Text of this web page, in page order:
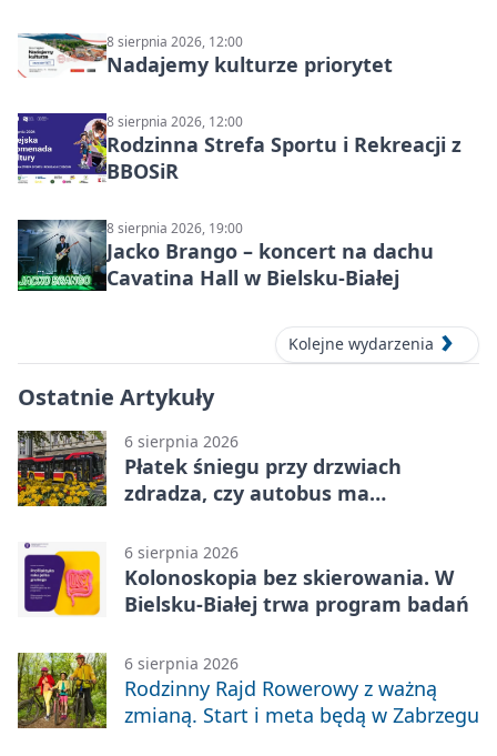
8 sierpnia 2026, 12:00
Nadajemy kulturze priorytet
8 sierpnia 2026, 12:00
Rodzinna Strefa Sportu i Rekreacji z
BBOSiR
8 sierpnia 2026, 19:00
Jacko Brango – koncert na dachu
Cavatina Hall w Bielsku-Białej
Kolejne wydarzenia
Ostatnie Artykuły
6 sierpnia 2026
Płatek śniegu przy drzwiach
zdradza, czy autobus ma
6 sierpnia 2026
Kolonoskopia bez skierowania. W
Bielsku-Białej trwa program badań
6 sierpnia 2026
Rodzinny Rajd Rowerowy z ważną
zmianą. Start i meta będą w Zabrzegu